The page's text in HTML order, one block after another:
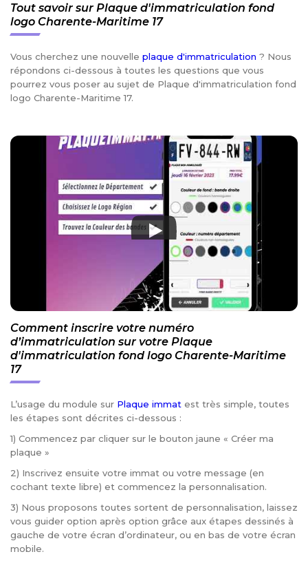
Tout savoir sur Plaque d'immatriculation fond
logo Charente-Maritime 17
Vous cherchez une nouvelle plaque d'immatriculation ? Nous
répondons ci-dessous à toutes les questions que vous
pourrez vous poser au sujet de Plaque d'immatriculation fond
logo Charente-Maritime 17.
Comment inscrire votre numéro
d’immatriculation sur votre Plaque
d'immatriculation fond logo Charente-Maritime
17
L’usage du module sur Plaque immat est très simple, toutes
les étapes sont décrites ci-dessous :
1) Commencez par cliquer sur le bouton jaune « Créer ma
plaque »
2) Inscrivez ensuite votre immat ou votre message (en
cochant texte libre) et commencez la personnalisation.
3) Nous proposons toutes sortent de personnalisation, laissez
vous guider option après option grâce aux étapes dessinés à
gauche de votre écran d’ordinateur, ou en bas de votre écran
mobile.